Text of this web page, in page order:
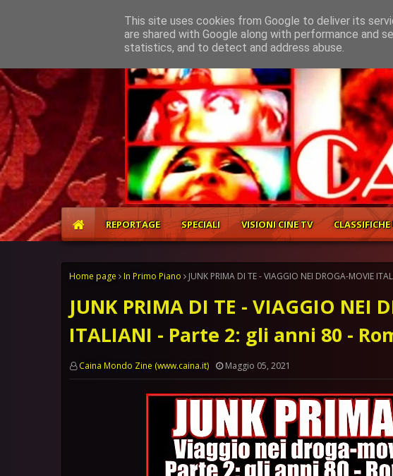
REPORTAGE SPECIALI VISIONI CINE TV
Home page In Primo Piano JUNK PRIMA DI TE - VIAGGIO NEI DROGA-MOVIE
JUNK PRIMA DI TE - VIAGGIO NEI
ITALIANI - Parte 2: gli anni 80 -
Caina Mondo Zine (www.caina.it) Maggio 05, 2021
This site uses cookies from Google to deliver its
are shared with Google along with performance and
statistics, and to detect and address abuse.